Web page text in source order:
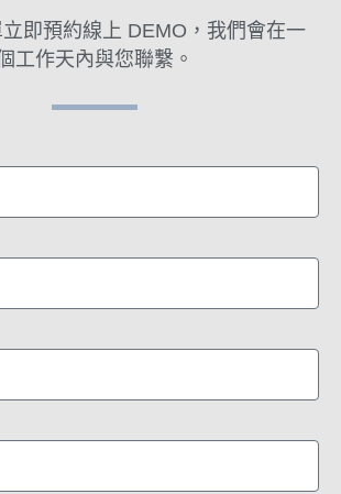
即預約線上 DEMO ，我們會在一
工作天內與您聯繫。